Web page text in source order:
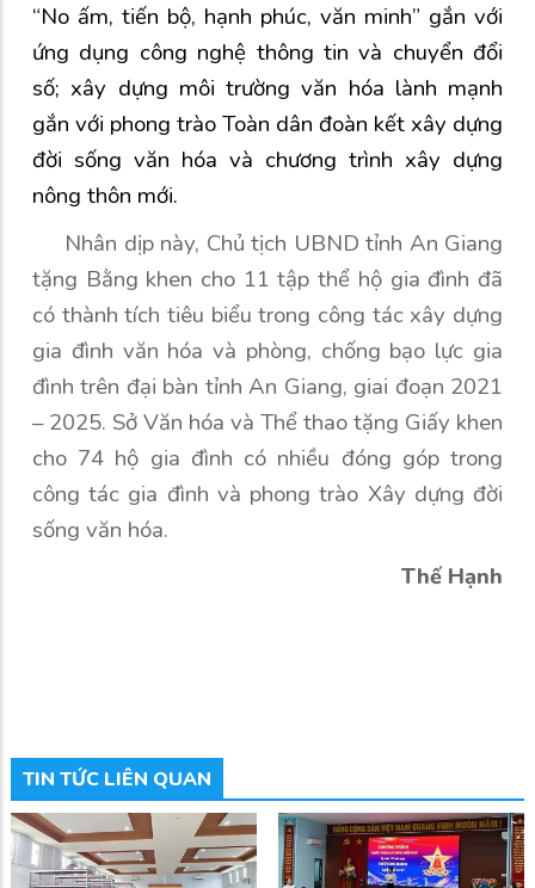
“No ấm, tiến bộ, hạnh phúc, văn minh” gắn với
ứng dụng công nghệ thông tin và chuyển đổi
số; xây dựng môi trường văn hóa lành mạnh
gắn với phong trào Toàn dân đoàn kết xây dựng
đời sống văn hóa và chương trình xây dựng
nông thôn mới.
Nhân dịp này, Chủ tịch UBND tỉnh An Giang
tặng Bằng khen cho 11 tập thể hộ gia đình đã
có thành tích tiêu biểu trong công tác xây dựng
gia đình văn hóa và phòng, chống bạo lực gia
đình trên đại bàn tỉnh An Giang, giai đoạn 2021
– 2025. Sở Văn hóa và Thể thao tặng Giấy khen
cho 74 hộ gia đình có nhiều đóng góp trong
công tác gia đình và phong trào Xây dựng đời
sống văn hóa.
Thế Hạnh
TIN TỨC LIÊN QUAN